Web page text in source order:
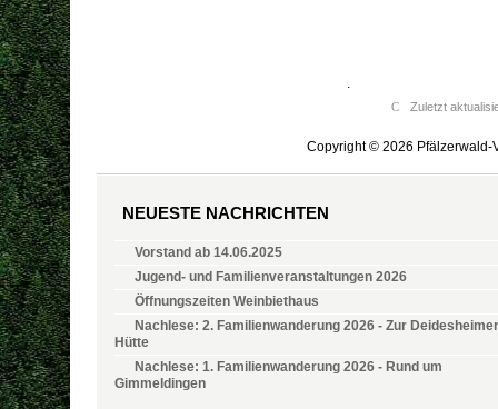
.
Zuletzt
Copyright © 2026 Pfälzerwald-
NEUESTE NACHRICHTEN
Vorstand ab 14.06.2025
Jugend- und Familienveranstaltungen 2026
Öffnungszeiten Weinbiethaus
Nachlese: 2. Familienwanderung 2026 - Zur Deidesheimer
Hütte
Nachlese: 1. Familienwanderung 2026 - Rund um
Gimmeldingen